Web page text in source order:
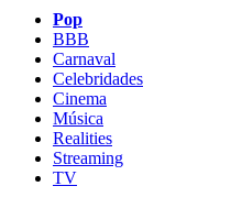
Pop
BBB
Carnaval
Celebridades
Cinema
Música
Realities
Streaming
TV